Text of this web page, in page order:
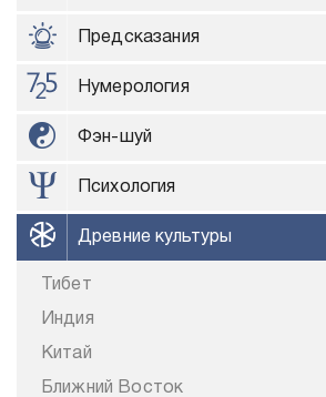
Предсказания
Нумерология
Фэн-шуй
Психология
Древние культуры
Тибет
Индия
Китай
Ближний Восток